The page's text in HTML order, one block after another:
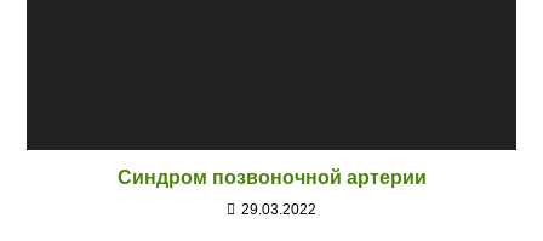
Синдром позвоночной артерии
29.03.2022